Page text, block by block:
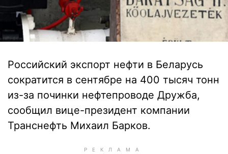
Российский экспорт нефти в Беларусь
сократится в сентябре на 400 тысяч тонн
из-за починки нефтепроводе Дружба,
сообщил вице-президент компании
Транснефть Михаил Барков.